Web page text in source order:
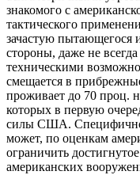
знакомого с
тактического
зачастую пытающегося
стороны, даже не
техническими
смещается в
проживает до 70 проц.
которых в первую
силы США.
может, по оценкам
ограничить
американских